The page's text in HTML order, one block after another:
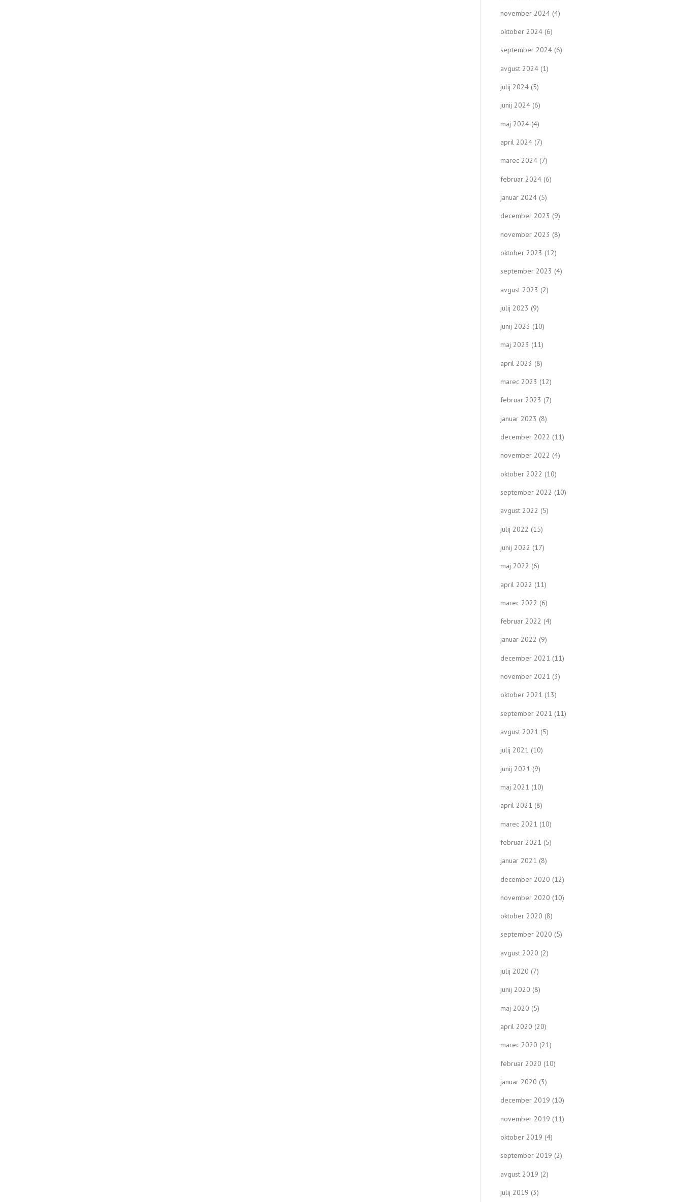
november 2024 (4)
oktober 2024 (6)
september 2024 (6)
avgust 2024 (1)
julij 2024 (5)
junij 2024 (6)
maj 2024 (4)
april 2024 (7)
marec 2024 (7)
februar 2024 (6)
januar 2024 (5)
december 2023 (9)
november 2023 (8)
oktober 2023 (12)
september 2023 (4)
avgust 2023 (2)
julij 2023 (9)
junij 2023 (10)
maj 2023 (11)
april 2023 (8)
marec 2023 (12)
februar 2023 (7)
januar 2023 (8)
december 2022 (11)
november 2022 (4)
oktober 2022 (10)
september 2022 (10)
avgust 2022 (5)
julij 2022 (15)
junij 2022 (17)
maj 2022 (6)
april 2022 (11)
marec 2022 (6)
februar 2022 (4)
januar 2022 (9)
december 2021 (11)
november 2021 (3)
oktober 2021 (13)
september 2021 (11)
avgust 2021 (5)
julij 2021 (10)
junij 2021 (9)
maj 2021 (10)
april 2021 (8)
marec 2021 (10)
februar 2021 (5)
januar 2021 (8)
december 2020 (12)
november 2020 (10)
oktober 2020 (8)
september 2020 (5)
avgust 2020 (2)
julij 2020 (7)
junij 2020 (8)
maj 2020 (5)
april 2020 (20)
marec 2020 (21)
februar 2020 (10)
januar 2020 (3)
december 2019 (10)
november 2019 (11)
oktober 2019 (4)
september 2019 (2)
avgust 2019 (2)
julij 2019 (3)